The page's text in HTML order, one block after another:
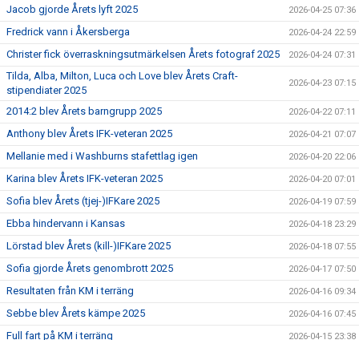
Jacob gjorde Årets lyft 2025 2026-04-25 07:36
Fredrick vann i Åkersberga 2026-04-24 22:59
Christer fick överraskningsutmärkelsen Årets fotograf 2025 2026-04-24 07:31
Tilda, Alba, Milton, Luca och Love blev Årets Craft-
stipendiater 2025
2026-04-23 07:15
2014:2 blev Årets barngrupp 2025 2026-04-22 07:11
Anthony blev Årets IFK-veteran 2025 2026-04-21 07:07
Mellanie med i Washburns stafettlag igen 2026-04-20 22:06
Karina blev Årets IFK-veteran 2025 2026-04-20 07:01
Sofia blev Årets (tjej-)IFKare 2025 2026-04-19 07:59
Ebba hindervann i Kansas 2026-04-18 23:29
Lörstad blev Årets (kill-)IFKare 2025 2026-04-18 07:55
Sofia gjorde Årets genombrott 2025 2026-04-17 07:50
Resultaten från KM i terräng 2026-04-16 09:34
Sebbe blev Årets kämpe 2025 2026-04-16 07:45
Full fart på KM i terräng 2026-04-15 23:38